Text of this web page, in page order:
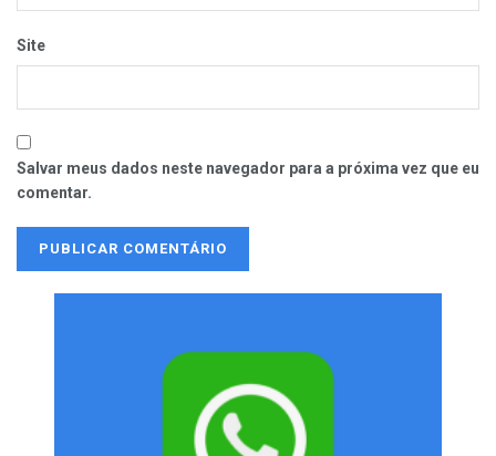
Site
Salvar meus dados neste navegador para a próxima vez que eu
comentar.